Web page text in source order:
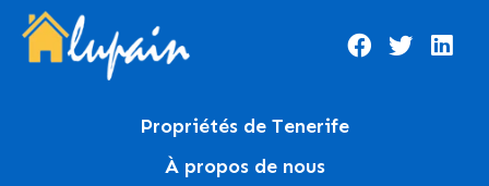
Propriétés de Tenerife
À propos de nous